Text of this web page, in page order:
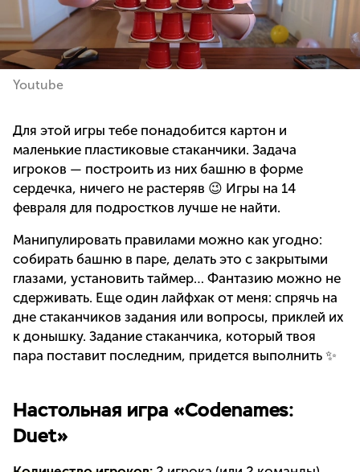
Youtube
Для этой игры тебе понадобится картон и
маленькие пластиковые стаканчики. Задача
игроков — построить из них башню в форме
сердечка, ничего не растеряв 😉 Игры на 14
февраля для подростков лучше не найти.
Манипулировать правилами можно как угодно:
собирать башню в паре, делать это с закрытыми
глазами, установить таймер… Фантазию можно не
сдерживать. Еще один лайфхак от меня: спрячь на
дне стаканчиков задания или вопросы, приклей их
к донышку. Задание стаканчика, который твоя
пара поставит последним, придется выполнить ✨
Настольная игра «Codenames:
Duet»